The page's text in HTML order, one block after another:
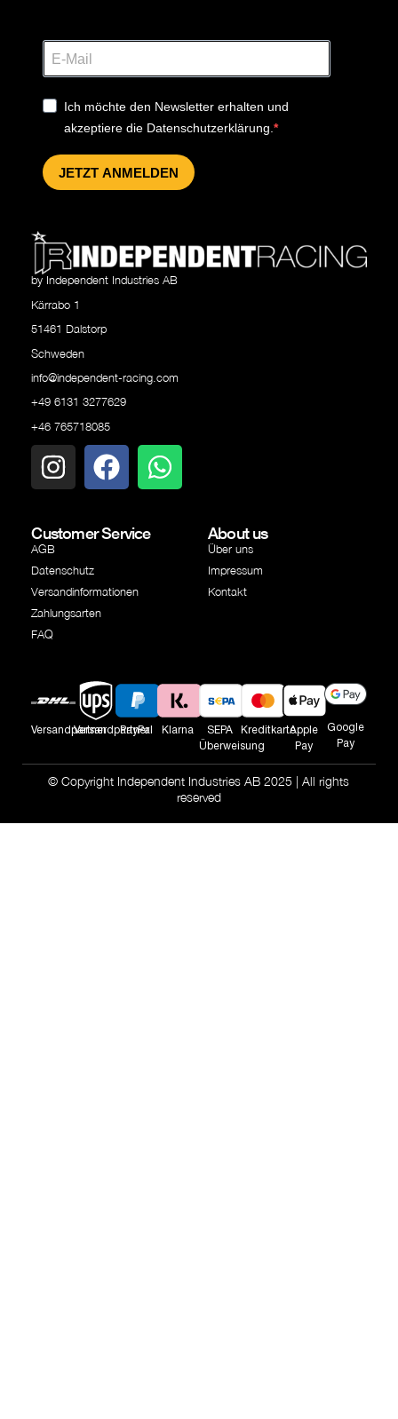
by Independent Industries AB
Kärrabo 1
51461 Dalstorp
Schweden
info@independent-racing.com
+49 6131 3277629
+46 765718085
Customer Service
AGB
Datenschutz
Versandinformationen
Zahlungsarten
FAQ
About us
Über uns
Impressum
Kontakt
Ich möchte den Newsletter erhalten und
akzeptiere die Datenschutzerklärung.
JETZT ANMELDEN
VersandpartnerVersandpartner
PayPal Klarna
SEPA
Überweisung
KreditkarteApple
Pay
Google
Pay
© Copyright Independent Industries AB 2025 | All rights
reserved